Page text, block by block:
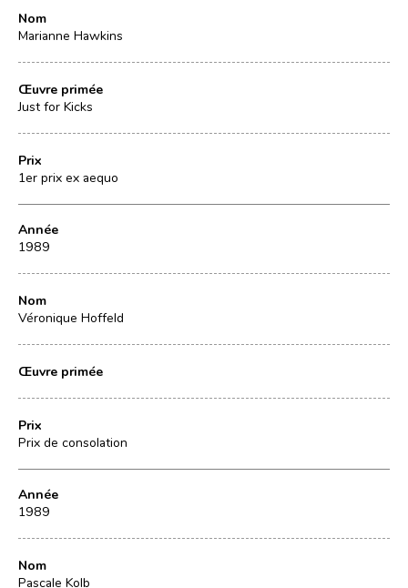
Nom
Marianne Hawkins
Œuvre primée
Just for Kicks
Prix
1er prix ex aequo
Année
1989
Nom
Véronique Hoffeld
Œuvre primée
Prix
Prix de consolation
Année
1989
Nom
Pascale Kolb